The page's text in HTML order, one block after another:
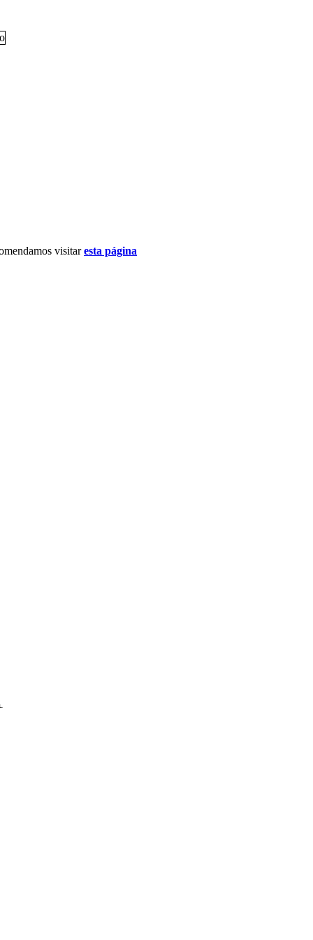
visitaresta página